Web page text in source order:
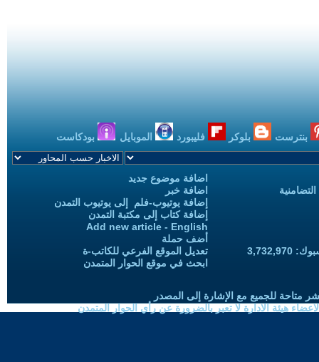
بنترست بلوكر فليبورد الموبايل بودكاست
اضافة موضوع جديد
اضافة خبر
إضافة يوتيوب-فلم إلى يوتيوب التمدن
إضافة كتاب إلى مكتبة التمدن
Add new article - English
أضف حملة
تعديل الموقع الفرعي للكاتب-ة
ابحث في موقع الحوار المتمدن
متاحة للجميع مع الإشارة إلى المصدر
هيئة الادارة لا تعبر بالضرورة عن رأي الحوار المتمدن